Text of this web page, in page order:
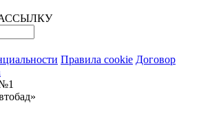
Правила cookie Договор